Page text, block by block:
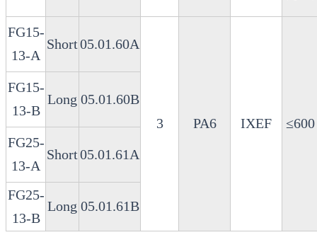
FG15-
13-A
Short05.01.60A
3 PA6 IXEF ≤600
FG15-
13-B
Long 05.01.60B
FG25-
13-A
Short05.01.61A
FG25-
13-B
Long 05.01.61B